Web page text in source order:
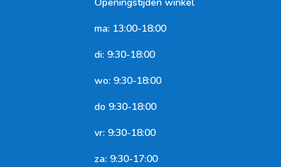
ma: 13:00-18:00
di: 9:30-18:00
wo: 9:30-18:00
do 9:30-18:00
vr: 9:30-18:00
za: 9:30-17:00